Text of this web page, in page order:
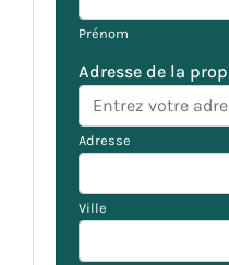
Prénom
Adresse de la
Adresse
Ville